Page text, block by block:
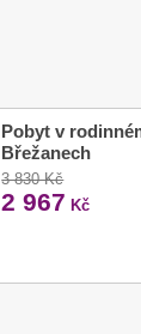
Pobyt v
Břežanech
3 830 Kč
2 967 Kč